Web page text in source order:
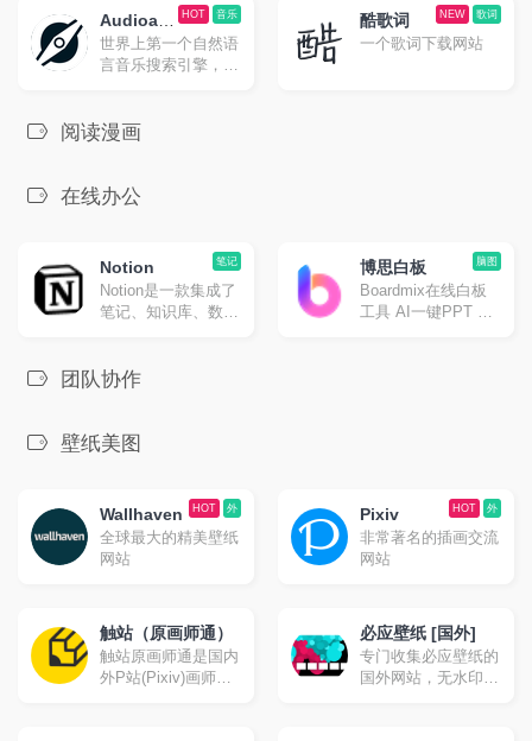
它是实时直播且免费
的。
音乐
HOT
Audioatla
s
世界上第一个自然语
言音乐搜索引擎，在
合你的音乐。
歌词
NEW
酷歌词
一个歌词下载网站
阅读漫画
在线办公
笔记
Notion
Notion是一款集成了
笔记、知识库、数据
用程序，它支持个人
协作。
脑图
博思白板
Boardmix在线白板
工具 AI一键PPT 思
团队协作
壁纸美图
外
HOT
Wallhaven
全球最大的精美壁纸
网站
外
HOT
Pixiv
非常著名的插画交流
网站
触站（原画师通）
触站原画师通是国内
外P站(Pixiv)画师作
必应壁纸 [国外]
专门收集必应壁纸的
国外网站，无水印下